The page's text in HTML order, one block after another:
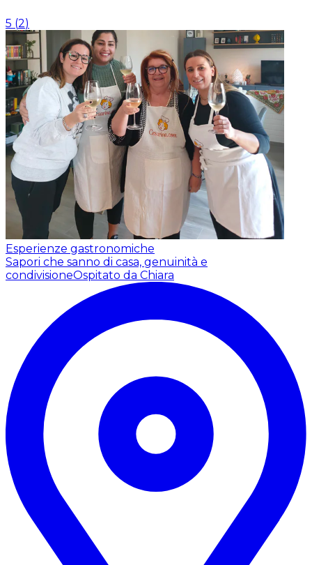
5 (2)
Esperienze gastronomiche
Sapori che sanno di casa, genuinità e
condivisioneOspitato da Chiara